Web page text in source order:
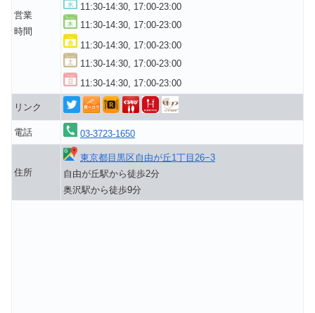
営業
時間
11:30-14:30, 17:00-23:00
11:30-14:30, 17:00-23:00
11:30-14:30, 17:00-23:00
11:30-14:30, 17:00-23:00
11:30-14:30, 17:00-23:00
リンク
電話 03-3723-1650
住所
東京都目黒区自由が丘1丁目26−3
自由が丘駅から徒歩2分
奥沢駅から徒歩9分